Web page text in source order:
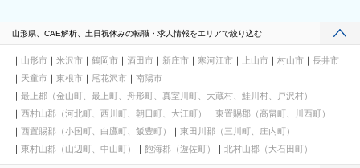
山形県、CAE解析、土日祝休みの転職・求人情報をエリアで絞り込む
山形市 米沢市 鶴岡市 酒田市 新庄市 寒河江市 上山市 村山市
長井市
天童市
東根市 尾花沢市
南陽市
最上郡（金山町、最上町、舟形町、真室川町、大蔵村、鮭川村、戸沢村）
西村山郡（河北町、西川町、朝日町、大江町）
東置賜郡（高畠町、川西町）
西置賜郡（小国町、白鷹町、飯豊町）
東田川郡（三川町、庄内町）
東村山郡（山辺町、中山町）
飽海郡（遊佐町） 北村山郡（大石田町）